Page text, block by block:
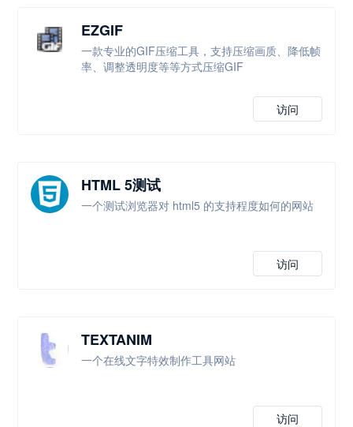
EZGIF
一款专业的GIF压缩工具，支持压缩画质、降低帧
率、调整透明度等等方式压缩GIF
访问
HTML 5测试
一个测试浏览器对 html5 的支持程度如何的网站
访问
TEXTANIM
一个在线文字特效制作工具网站
访问